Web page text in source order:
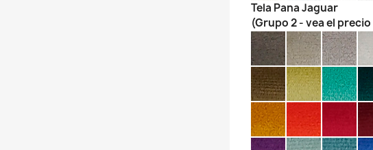
Tela Pana Jaguar
(Grupo 2 - vea el